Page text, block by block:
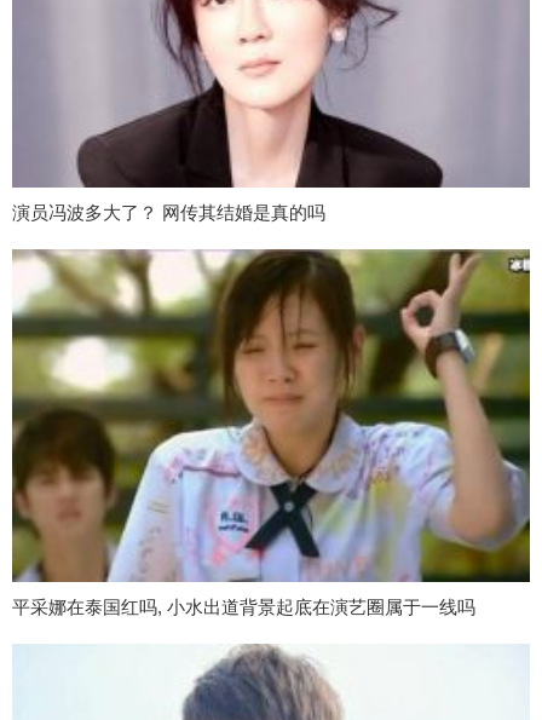
演员冯波多大了？ 网传其结婚是真的吗
平采娜在泰国红吗, 小水出道背景起底在演艺圈属于一线吗